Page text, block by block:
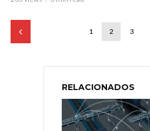
1 2 3
RELACIONADOS